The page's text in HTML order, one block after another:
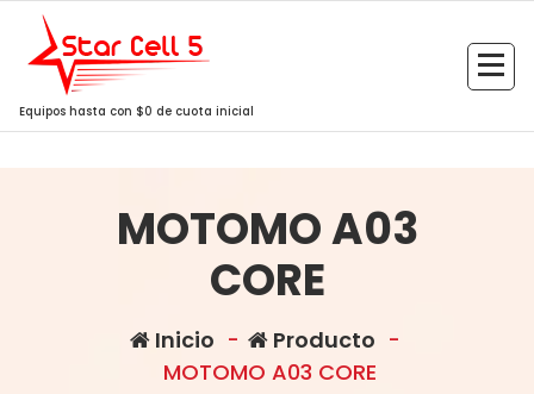
Saltar
contenido
Equipos hasta con $0 de cuota inicial
MOTOMO A03
CORE
Inicio - Producto -
MOTOMO A03 CORE